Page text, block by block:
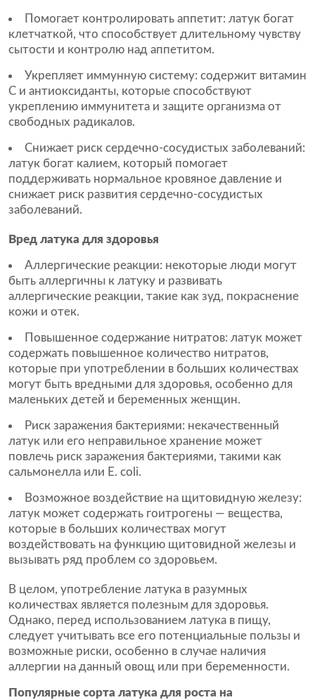
Помогает контролировать аппетит: латук богат
клетчаткой, что способствует длительному чувству
сытости и контролю над аппетитом.
Укрепляет иммунную систему: содержит витамин
С и антиоксиданты, которые способствуют
укреплению иммунитета и защите организма от
свободных радикалов.
Снижает риск сердечно-сосудистых заболеваний:
латук богат калием, который помогает
поддерживать нормальное кровяное давление и
снижает риск развития сердечно-сосудистых
заболеваний.
Вред латука для здоровья
Аллергические реакции: некоторые люди могут
быть аллергичны к латуку и развивать
аллергические реакции, такие как зуд, покраснение
кожи и отек.
Повышенное содержание нитратов: латук может
содержать повышенное количество нитратов,
которые при употреблении в больших количествах
могут быть вредными для здоровья, особенно для
маленьких детей и беременных женщин.
Риск заражения бактериями: некачественный
латук или его неправильное хранение может
повлечь риск заражения бактериями, такими как
сальмонелла или E. coli.
Возможное воздействие на щитовидную железу:
латук может содержать гоитрогены — вещества,
которые в больших количествах могут
воздействовать на функцию щитовидной железы и
вызывать ряд проблем со здоровьем.
В целом, употребление латука в разумных
количествах является полезным для здоровья.
Однако, перед использованием латука в пищу,
следует учитывать все его потенциальные пользы и
возможные риски, особенно в случае наличия
аллергии на данный овощ или при беременности.
Популярные сорта латука для роста на